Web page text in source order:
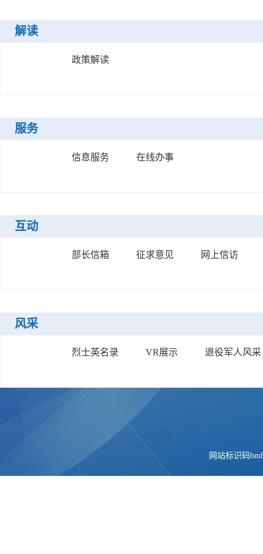
解读
政策解读
服务
信息服务 在线办事
互动
部长信箱 征求意见 网上信访
风采
烈士英名录 VR展示 退役军人风采
网站标识码